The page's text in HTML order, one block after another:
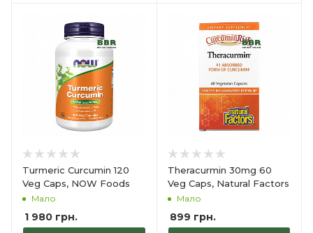
Turmeric Curcumin 120
Veg Caps, NOW Foods
Мало
1 980 грн.
Theracurmin 30mg 60
Veg Caps, Natural Factors
Мало
899 грн.